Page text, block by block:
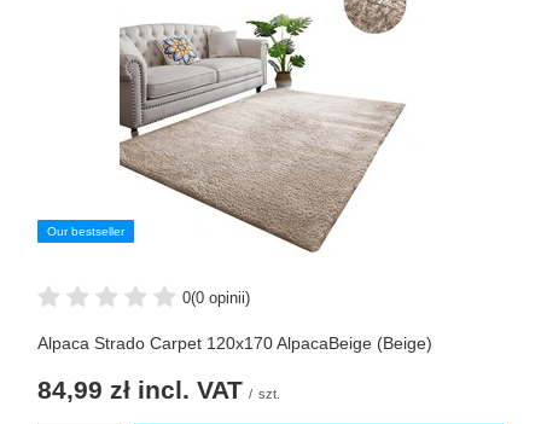
Our bestseller
0(0 opinii)
Alpaca Strado Carpet 120x170 AlpacaBeige (Beige)
84,99 zł incl. VAT / szt.